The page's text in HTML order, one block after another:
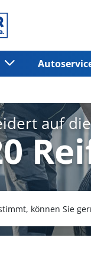
auf
können Sie